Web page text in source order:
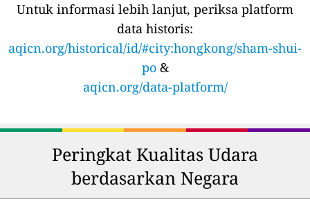
Untuk informasi lebih lanjut, periksa platform
data historis:
aqicn.org/historical/id/#city:hongkong/sham-shui-
po&
aqicn.org/data-platform/
Peringkat Kualitas Udara
berdasarkan Negara